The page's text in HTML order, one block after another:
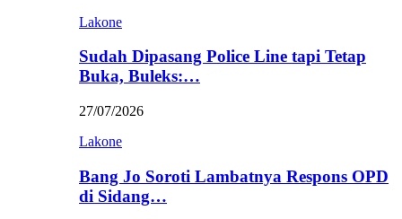
Lakone
Sudah Dipasang Police Line tapi Tetap
Buka, Buleks:…
27/07/2026
Lakone
Bang Jo Soroti Lambatnya Respons OPD
di Sidang…